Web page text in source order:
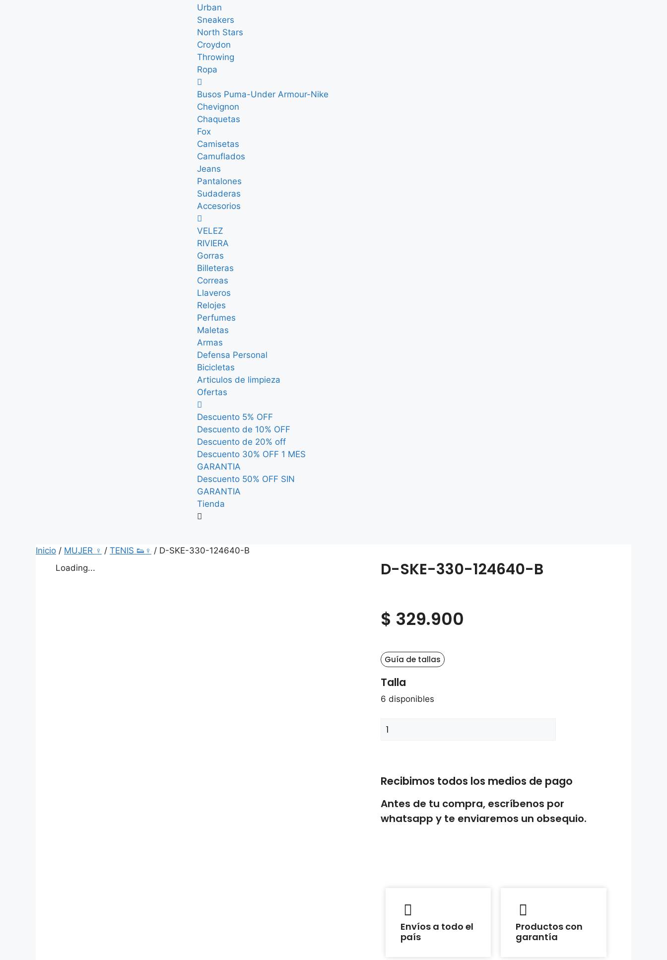
Urban
Sneakers
North Stars
Croydon
Throwing
Ropa
Busos Puma-Under Armour-Nike
Chevignon
Chaquetas
Fox
Camisetas
Camuflados
Jeans
Pantalones
Sudaderas
Accesorios
VELEZ
RIVIERA
Gorras
Billeteras
Correas
Llaveros
Relojes
Perfumes
Maletas
Armas
Defensa Personal
Bicicletas
Articulos de limpieza
Ofertas
Descuento 5% OFF
Descuento de 10% OFF
Descuento de 20% off
Descuento 30% OFF 1 MES
GARANTIA
Descuento 50% OFF SIN
GARANTIA
Tienda
Inicio / MUJER ♀ / TENIS 👟♀ / D-SKE-330-124640-B
Loading...
D-SKE-330-124640-B
$ 329.900
Guía de tallas
Talla
6 disponibles
Recibimos todos los medios de pago
Antes de tu compra, escríbenos por
whatsapp y te enviaremos un obsequio.
Envíos a todo el
país
Productos con
garantía